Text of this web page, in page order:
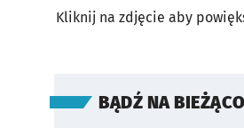
Kliknij na zdjęcie aby
BĄDŹ NA